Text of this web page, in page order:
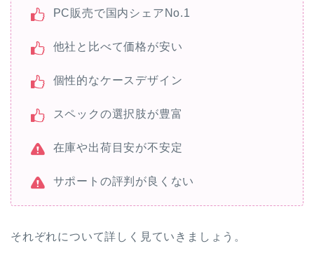
PC販売で国内シェアNo.1
他社と比べて価格が安い
個性的なケースデザイン
スペックの選択肢が豊富
在庫や出荷目安が不安定
サポートの評判が良くない
それぞれについて詳しく見ていきましょう。